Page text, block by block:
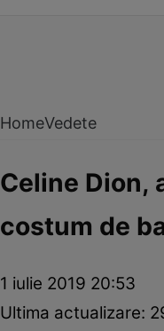
HomeVedete
Celine Dion,
costum de
1 iulie 2019 20:53
Ultima actualizare: